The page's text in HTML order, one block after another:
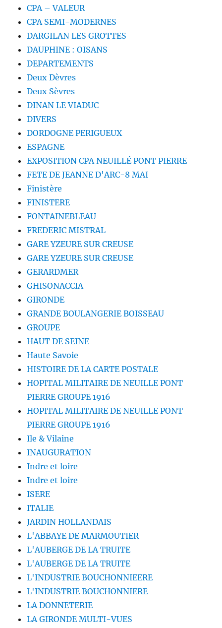
CPA – VALEUR
CPA SEMI-MODERNES
DARGILAN LES GROTTES
DAUPHINE : OISANS
DEPARTEMENTS
Deux Dèvres
Deux Sèvres
DINAN LE VIADUC
DIVERS
DORDOGNE PERIGUEUX
ESPAGNE
EXPOSITION CPA NEUILLÉ PONT PIERRE
FETE DE JEANNE D'ARC-8 MAI
Finistère
FINISTERE
FONTAINEBLEAU
FREDERIC MISTRAL
GARE YZEURE SUR CREUSE
GARE YZEURE SUR CREUSE
GERARDMER
GHISONACCIA
GIRONDE
GRANDE BOULANGERIE BOISSEAU
GROUPE
HAUT DE SEINE
Haute Savoie
HISTOIRE DE LA CARTE POSTALE
HOPITAL MILITAIRE DE NEUILLE PONT
PIERRE GROUPE 1916
HOPITAL MILITAIRE DE NEUILLE PONT
PIERRE GROUPE 1916
Ile & Vilaine
INAUGURATION
Indre et loire
Indre et loire
ISERE
ITALIE
JARDIN HOLLANDAIS
L'ABBAYE DE MARMOUTIER
L'AUBERGE DE LA TRUITE
L'AUBERGE DE LA TRUITE
L'INDUSTRIE BOUCHONNIEERE
L'INDUSTRIE BOUCHONNIERE
LA DONNETERIE
LA GIRONDE MULTI-VUES